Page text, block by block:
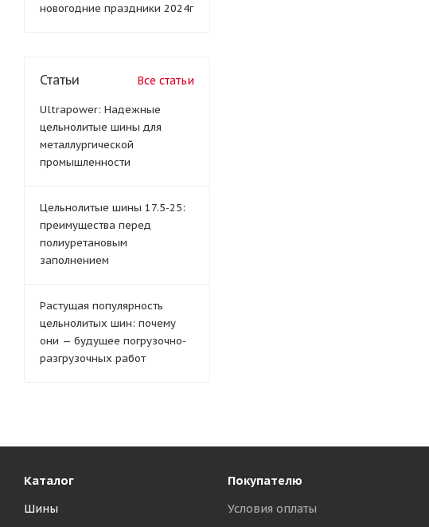
новогодние праздники 2024г
Статьи Все статьи
Ultrapower: Надежные
цельнолитые шины для
металлургической
промышленности
Цельнолитые шины 17.5-25:
преимущества перед
полиуретановым
заполнением
Растущая популярность
цельнолитых шин: почему
они — будущее погрузочно-
разгрузочных работ
Каталог
Шины
Покупателю
Условия оплаты